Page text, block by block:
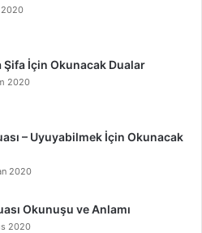
2020
Şifa İçin Okunacak Dualar
2020
– Uyuyabilmek İçin Okunacak
2020
Okunuşu ve Anlamı
2020